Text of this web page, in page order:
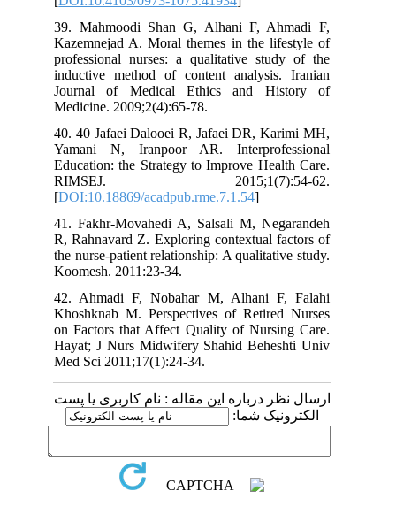
39. Mahmoodi Shan G, Alhani F, Ahmadi F,
Kazemnejad A. Moral themes in the lifestyle of
professional nurses: a qualitative study of the
inductive method of content analysis. Iranian
Journal of Medical Ethics and History of
Medicine. 2009;2(4):65-78.
40. 40 Jafaei Dalooei R, Jafaei DR, Karimi MH,
Yamani N, Iranpoor AR. Interprofessional
Education: the Strategy to Improve Health Care.
RIMSEJ. 2015;1(7):54-62.
[DOI:10.18869/acadpub.rme.7.1.54
41. Fakhr-Movahedi A, Salsali M, Negarandeh
R, Rahnavard Z. Exploring contextual factors of
the nurse-patient relationship: A qualitative study.
Koomesh. 2011:23-34.
42. Ahmadi F, Nobahar M, Alhani F, Falahi
Khoshknab M. Perspectives of Retired Nurses
on Factors that Affect Quality of Nursing Care.
Hayat; J Nurs Midwifery Shahid Beheshti Univ
Med Sci 2011;17(1):24-34.
ارسال نظر درباره این مقاله : نام کاربری یا پست
الکترونیک شما: